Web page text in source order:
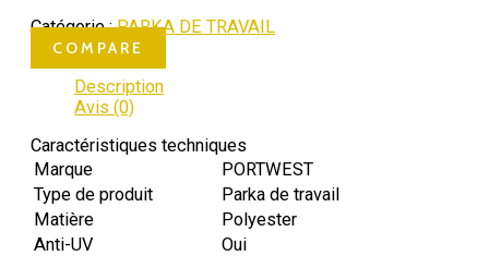
Catégorie :PARKA DE TRAVAIL
COMPARE
Description
Avis (0)
Caractéristiques techniques
Marque
PORTWEST
Type de produit
Parka de travail
Matière
Polyester
Anti-UV
Oui